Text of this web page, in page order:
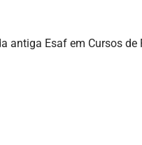
Esaf em Cursos